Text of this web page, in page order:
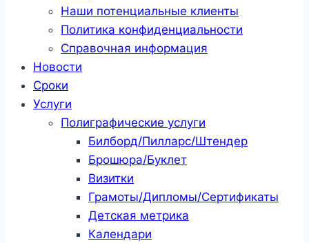
Наши потенциальные клиенты
Политика конфиденциальности
Справочная информация
Новости
Сроки
Услуги
Полиграфические услуги
Билборд/Пилларс/Штендер
Брошюра/Буклет
Визитки
Грамоты/Дипломы/Сертификаты
Детская метрика
Календари